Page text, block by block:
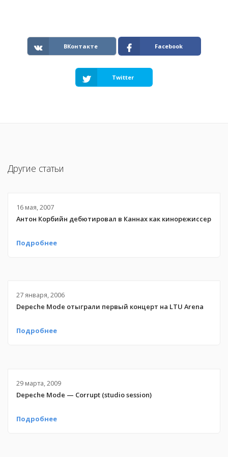
ВКонтакте Facebook
Twitter
Другие статьи
16 мая, 2007
Антон Корбийн дебютировал в Каннах как кинорежиссер
Подробнее
27 января, 2006
Depeche Mode отыграли первый концерт на LTU Arena
Подробнее
29 марта, 2009
Depeche Mode — Corrupt (studio session)
Подробнее